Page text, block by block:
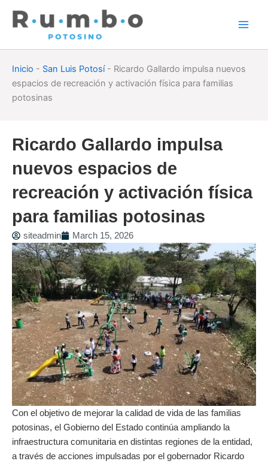
Inicio - San Luis Potosí- Ricardo Gallardo impulsa nuevos
espacios de recreación y activación física para familias
potosinas
Ricardo Gallardo impulsa
nuevos espacios de
recreación y activación física
para familias potosinas
siteadmin March 15, 2026
Con el objetivo de mejorar la calidad de vida de las familias
potosinas, el Gobierno del Estado continúa ampliando la
infraestructura comunitaria en distintas regiones de la entidad,
a través de acciones impulsadas por el gobernador Ricardo